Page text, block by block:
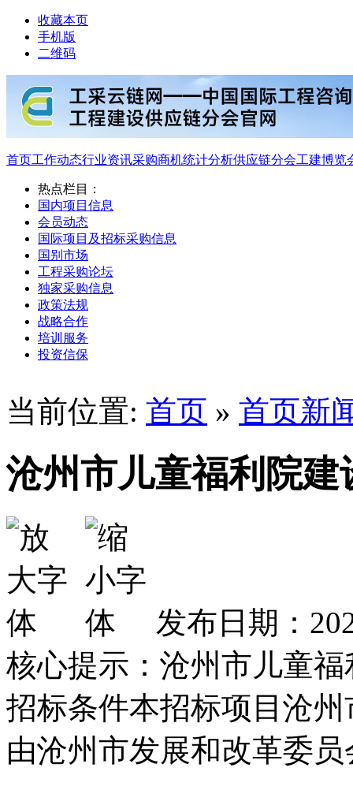
收藏本页
手机版
二维码
首页工作动态行业资讯采购商机统计分析供应链分会工建博览
热点栏目：
国内项目信息
会员动态
国际项目及招标采购信息
国别市场
工程采购论坛
独家采购信息
政策法规
战略合作
培训服务
投资信保
当前位置: 首页 » 首页新
沧州市儿童福利院
发布日期：
核心提示：沧州市儿童
招标条件本招标项目沧
由沧州市发展和改革委